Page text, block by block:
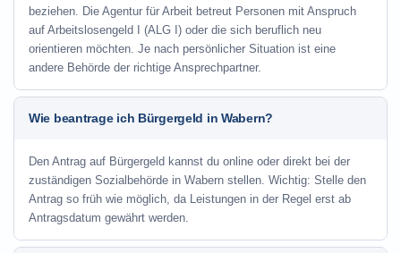
beziehen. Die Agentur für Arbeit betreut Personen mit Anspruch
auf Arbeitslosengeld I (ALG I) oder die sich beruflich neu
orientieren möchten. Je nach persönlicher Situation ist eine
andere Behörde der richtige Ansprechpartner.
Wie beantrage ich Bürgergeld in Wabern?
Den Antrag auf Bürgergeld kannst du online oder direkt bei der
zuständigen Sozialbehörde in Wabern stellen. Wichtig: Stelle den
Antrag so früh wie möglich, da Leistungen in der Regel erst ab
Antragsdatum gewährt werden.